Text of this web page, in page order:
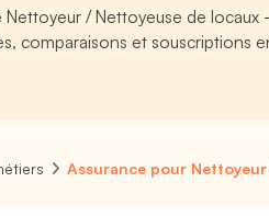
/ Nettoyeuse de locaux -
comparaisons et souscriptions
Assurance pour